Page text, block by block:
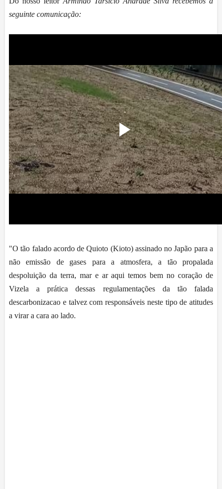
seguinte comunicação:
"O tão falado acordo de Quioto (Kioto) assinado no Japão para a
não emissão de gases para a atmosfera, a tão propalada
despoluição da terra, mar e ar aqui temos bem no coração de
Vizela a prática dessas regulamentações da tão falada
descarbonizacao e talvez com responsáveis neste tipo de atitudes
a virar a cara ao lado.